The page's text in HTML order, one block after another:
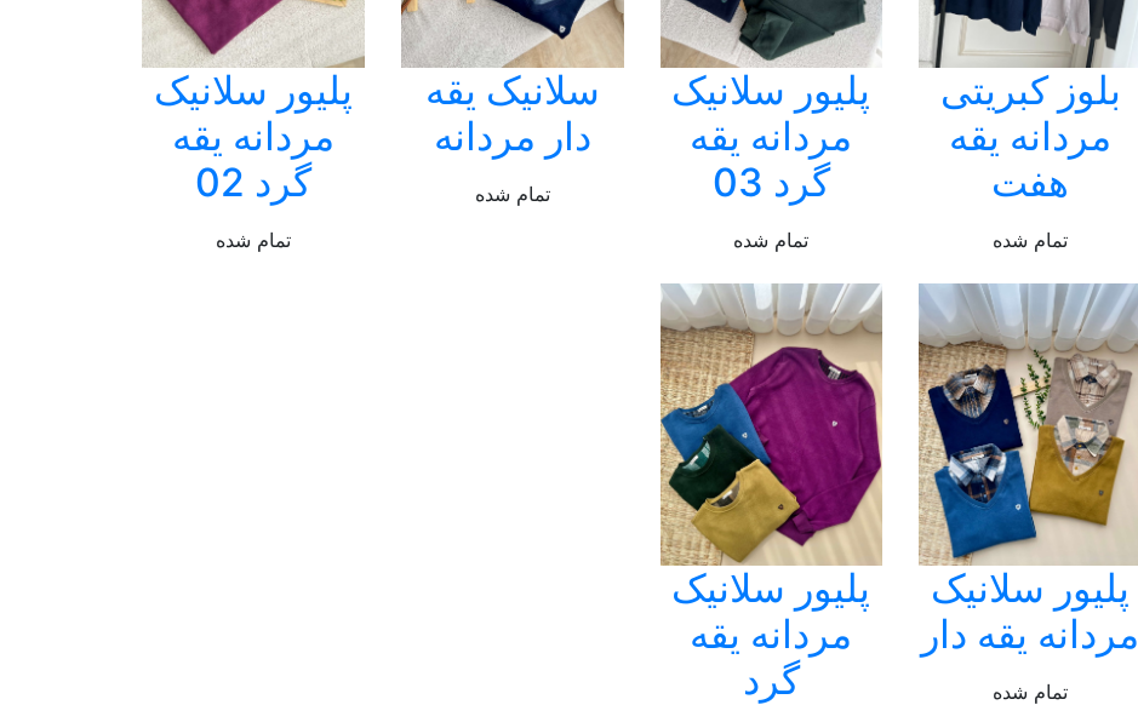
بلوز کبریتی
مردانه یقه
هفت
تمام شده
پلیور سلانیک
مردانه یقه
گرد 03
تمام شده
سلانیک یقه
دار مردانه
تمام شده
پلیور سلانیک
مردانه یقه
گرد 02
تمام شده
پلیور سلانیک
مردانه یقه دار
تمام شده
پلیور سلانیک
مردانه یقه
گرد